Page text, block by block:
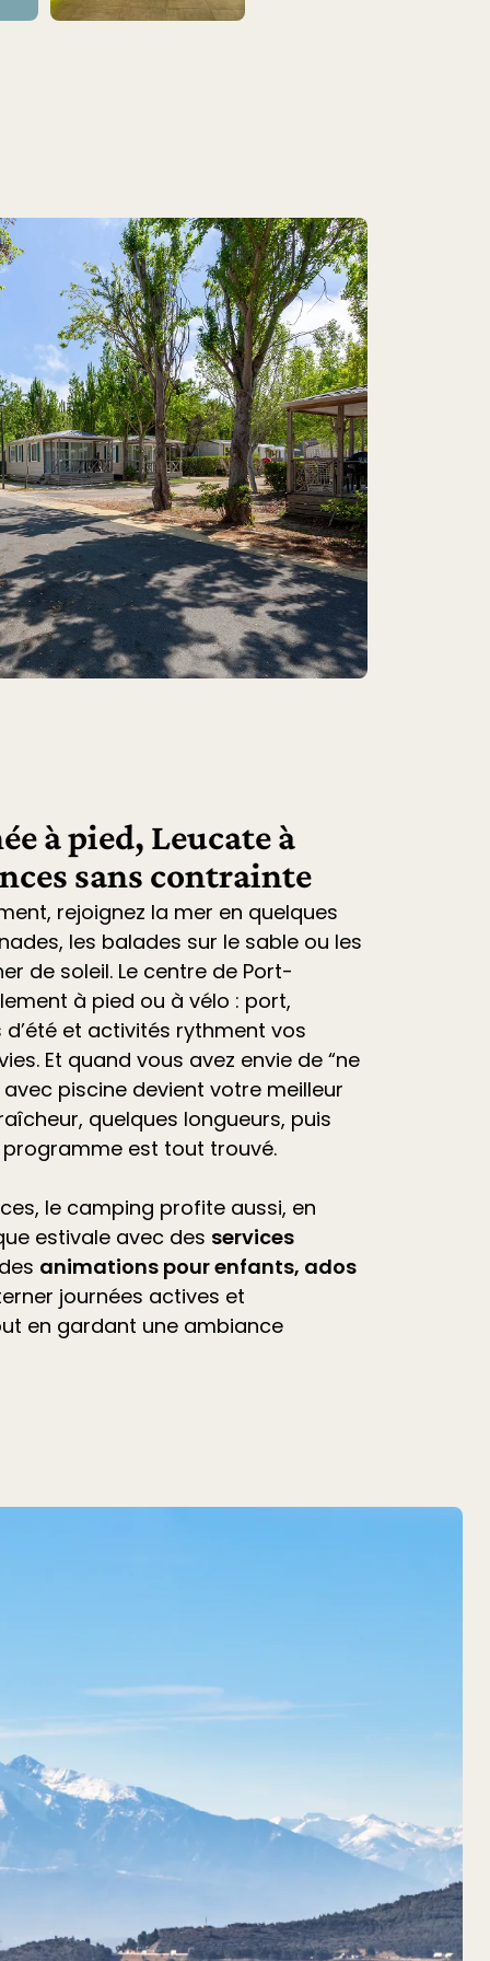
à pied, Leucate à
sans contrainte
rejoignez la mer en quelques
les balades sur le sable ou les
de soleil. Le centre de Port-
à pied ou à vélo : port,
et activités rythment vos
Et quand vous avez envie de “ne
piscine devient votre meilleur
quelques longueurs, puis
est tout trouvé.
le camping profite aussi, en
estivale avec des services
animations pour enfants, ados
journées actives et
en gardant une ambiance